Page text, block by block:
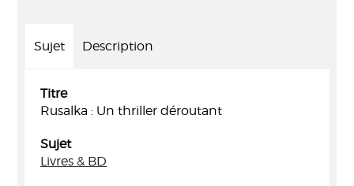
Sujet Description
Titre
Rusalka : Un thriller déroutant
Sujet
Livres & BD